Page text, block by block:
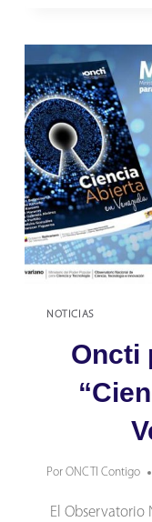
NOTICIAS
Oncti
Por ONCTI Contigo
El Observatorio